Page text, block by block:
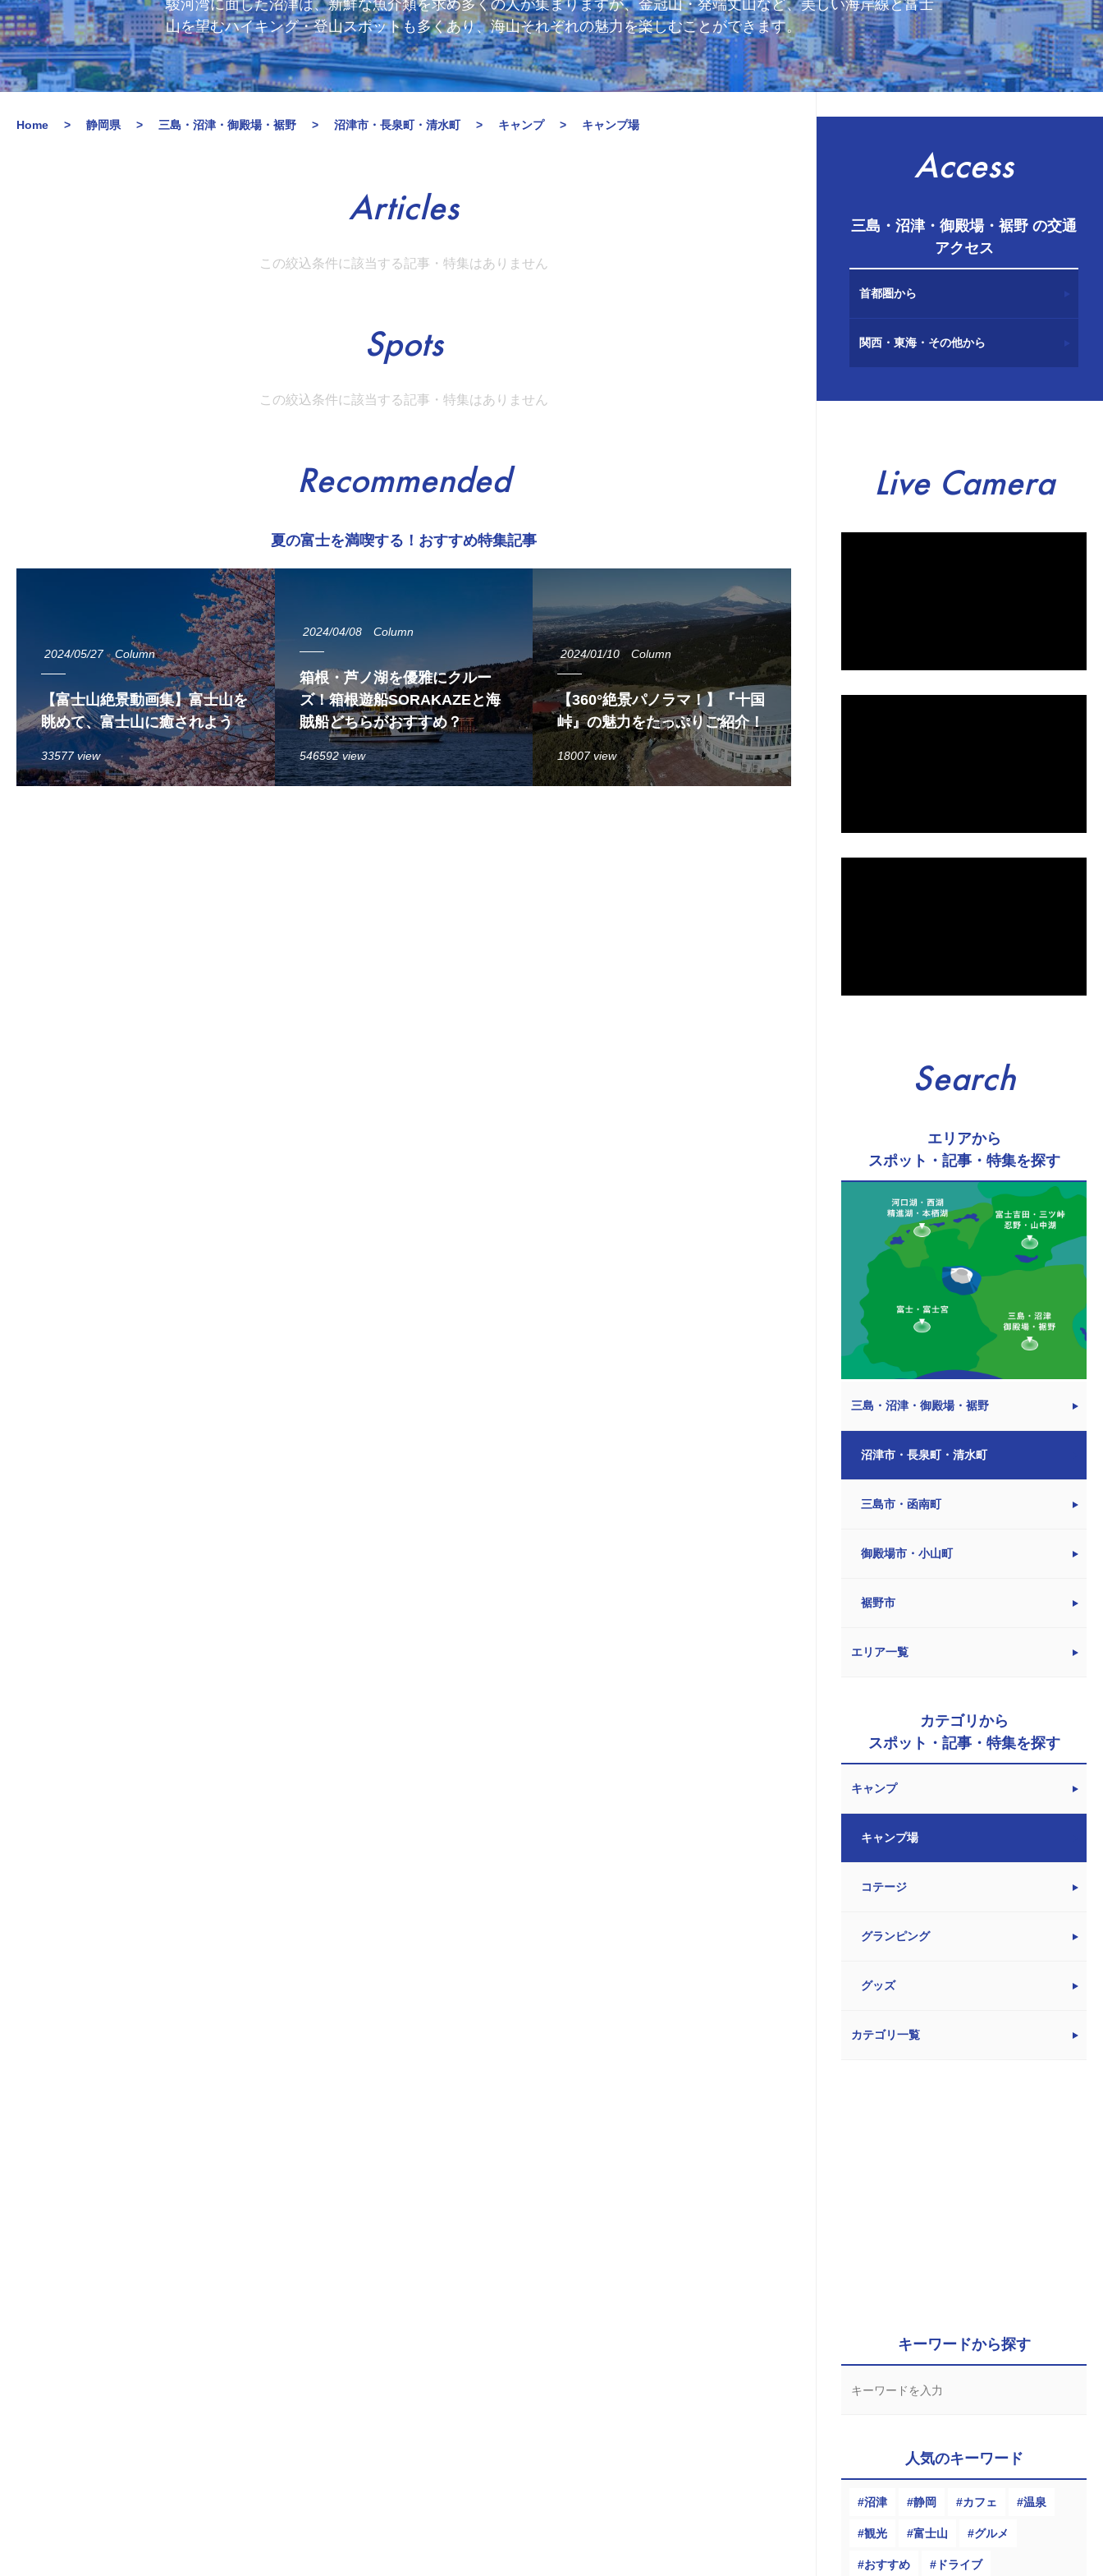
駿河湾に面した沼津は、新鮮な魚介類を求め多くの人が集まりますが、金冠山・発端丈山など、美しい海岸線と富士
山を望むハイキング・登山スポットも多くあり、海山それぞれの魅力を楽しむことができます。
Home 静岡県 三島・沼津・御殿場・裾野 沼津市・長泉町・清水町 キャンプ キャンプ場
Articles
この絞込条件に該当する記事・特集はありません
Spots
この絞込条件に該当する記事・特集はありません
Recommended
夏の富士を満喫する！おすすめ特集記事
2024/05/27 Column
【富士山絶景動画集】富士山を
眺めて、富士山に癒されよう
33577 view
2024/04/08 Column
箱根・芦ノ湖を優雅にクルー
ズ！箱根遊船SORAKAZEと海
賊船どちらがおすすめ？
546592 view
2024/01/10 Column
【360°絶景パノラマ！】『十国
峠』の魅力をたっぷりご紹介！
18007 view
Access
三島・沼津・御殿場・裾野 の交通
アクセス
首都圏から
関西・東海・その他から
Live Camera
Search
エリアから
スポット・記事・特集を探す
三島・沼津・御殿場・裾野
沼津市・長泉町・清水町
三島市・函南町
御殿場市・小山町
裾野市
エリア一覧
カテゴリから
スポット・記事・特集を探す
キャンプ
キャンプ場
コテージ
グランピング
グッズ
カテゴリ一覧
キーワードから探す
人気のキーワード
沼津 静岡 カフェ 温泉
観光 富士山 グルメ
おすすめ ドライブ